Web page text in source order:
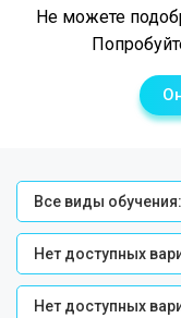
Не можете
Все виды
Нет доступных
Нет доступных